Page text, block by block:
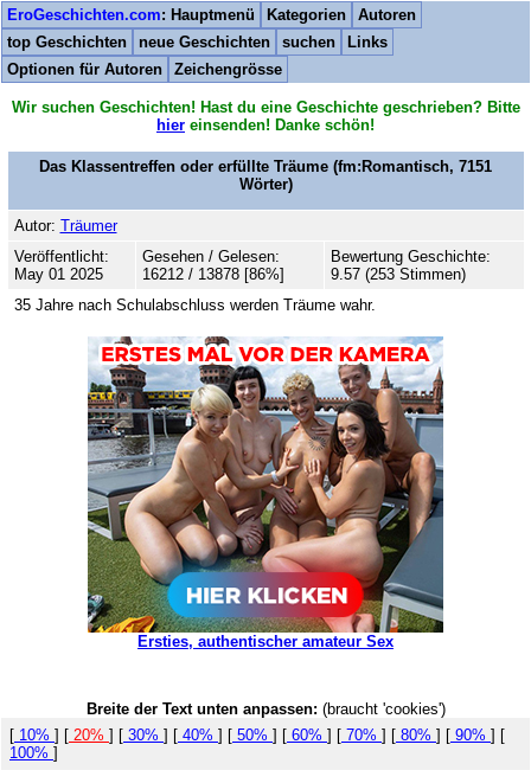
EroGeschichten.com: Hauptmenü Kategorien
Autoren
top Geschichten
neue Geschichten suchen
Links
Optionen für Autoren
Zeichengrösse
Wir suchen Geschichten! Hast du eine Geschichte geschrieben? Bitte
hier einsenden! Danke schön!
Das Klassentreffen oder erfüllte Träume (fm:Romantisch, 7151
Wörter)
Autor: Träumer
Veröffentlicht:
May 01 2025
Gesehen / Gelesen:
16212 / 13878 [86%]
Bewertung Geschichte:
9.57 (253 Stimmen)
35 Jahre nach Schulabschluss werden Träume wahr.
Ersties, authentischer amateur Sex
Breite der Text unten anpassen: (braucht 'cookies')
[ 10% ] [ 20% ] [ 30% ] [ 40% ] [ 50% ] [ 60% ] [ 70% ] [ 80% ] [ 90% ] [
100% ]